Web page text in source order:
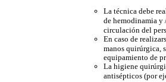
La técnica debe
de hemodinamia y
circulación del
En caso de
manos quirúrgica,
equipamiento de
La higiene
antisépticos (por